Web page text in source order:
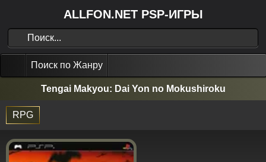
ALLFON.NET PSP-ИГРЫ
Поиск по Жанру
Tengai Makyou: Dai Yon no Mokushiroku
RPG